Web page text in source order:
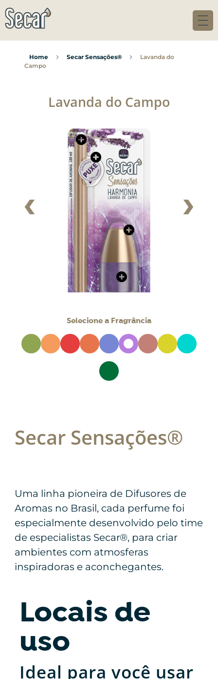
Home Secar Sensações®
Lavanda do
Campo
Lavanda do Campo
Selecione a Fragrância
Secar Sensações®
Uma linha pioneira de Difusores de
Aromas no Brasil, cada perfume foi
especialmente desenvolvido pelo time
de especialistas Secar®, para criar
ambientes com atmosferas
inspiradoras e aconchegantes.
Locais de
uso
Ideal para você usar